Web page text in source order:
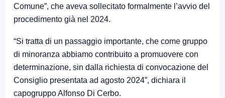
Comune”, che aveva sollecitato formalmente l’avvio del
procedimento già nel 2024.
“Si tratta di un passaggio importante, che come gruppo
di minoranza abbiamo contribuito a promuovere con
determinazione, sin dalla richiesta di convocazione del
Consiglio presentata ad agosto 2024”, dichiara il
capogruppo Alfonso Di Cerbo.